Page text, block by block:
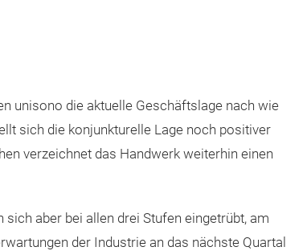
unisono die aktuelle Geschäftslage nach wie
sich die konjunkturelle Lage noch positiver
verzeichnet das Handwerk weiterhin einen
aber bei allen drei Stufen eingetrübt, am
der Industrie an das nächste Quartal